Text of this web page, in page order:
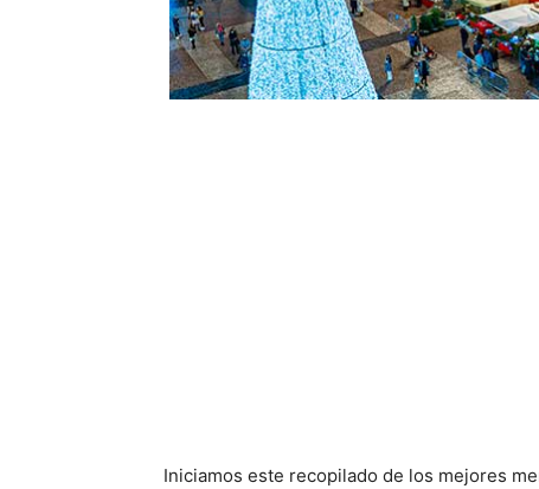
Iniciamos este recopilado de los mejores